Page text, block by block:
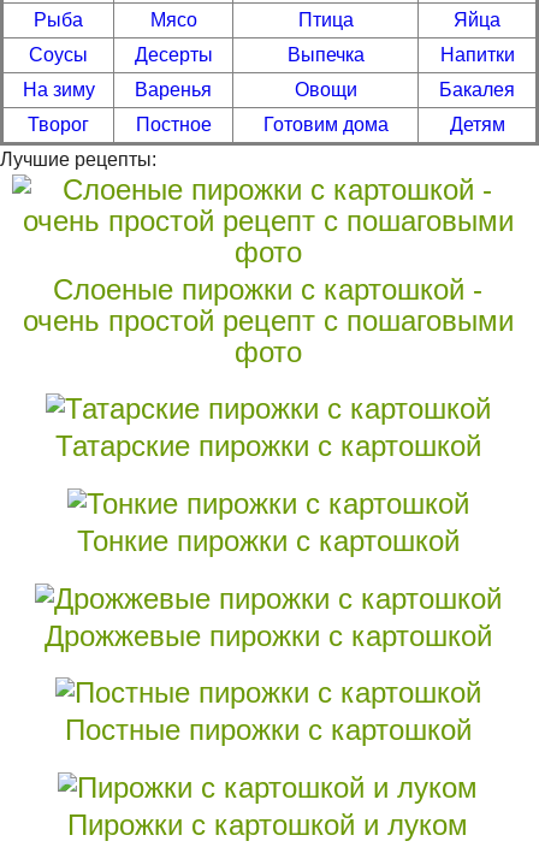
Рыба
Мясо Птица
Яйца
Соусы
Десерты Выпечка
Напитки
На зиму
Варенья Овощи
Бакалея
Творог
Постное Готовим дома
Детям
Лучшие рецепты:
Слоеные пирожки с картошкой -
очень простой рецепт с пошаговыми
фото
Татарские пирожки с картошкой
Тонкие пирожки с картошкой
Дрожжевые пирожки с картошкой
Постные пирожки с картошкой
Пирожки с картошкой и луком